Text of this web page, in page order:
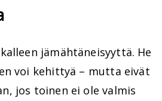
jämähtäneisyyttä. He
voi kehittyä – mutta eivät
jos toinen ei ole valmis